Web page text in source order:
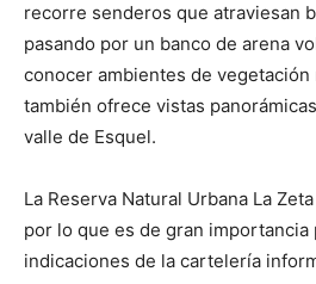
recorre senderos que atraviesan
pasando por un banco de arena
conocer ambientes de vegetación
también ofrece vistas
valle de Esquel.
La Reserva Natural Urbana La
por lo que es de gran importancia
indicaciones de la cartelería